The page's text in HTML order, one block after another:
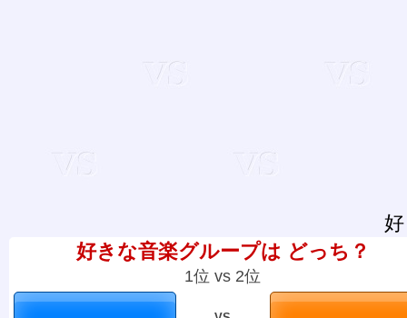
好きな音楽グループは どっち？
1位 vs 2位